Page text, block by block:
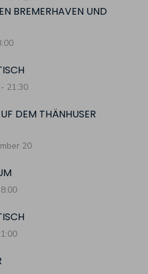
BREMERHAVEN UND
- 21:30
DEM THÄNHUSER
20